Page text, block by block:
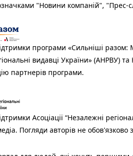
"Новини компаній", "Прес-
програми «Сильніші разом:
видавці України» (АНРВУ)
партнерів програми.
Асоціації “Незалежні
Погляди авторів не